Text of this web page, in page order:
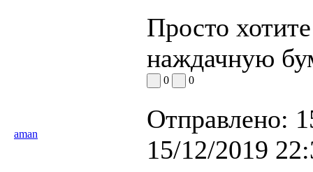
Просто
наждачную
0 0
aman
Отправлено:
15/12/2019